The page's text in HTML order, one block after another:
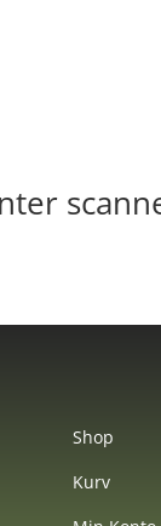
Shop
Kurv